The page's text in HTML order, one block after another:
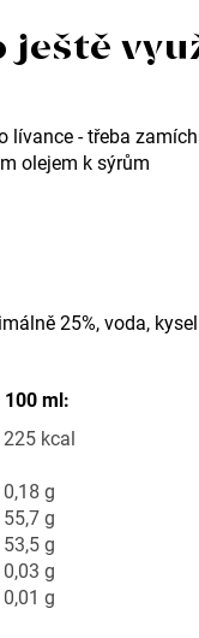
ještě
lívance - třeba
olejem k sýrům
25%, voda,
100 ml:
225 kcal
0,18 g
55,7 g
53,5 g
0,03 g
0,01 g